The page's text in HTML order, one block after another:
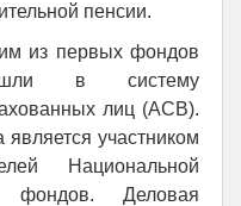
пенсии.
из первых фондов
в систему
лиц (АСВ).
участником
Национальной
фондов. Деловая